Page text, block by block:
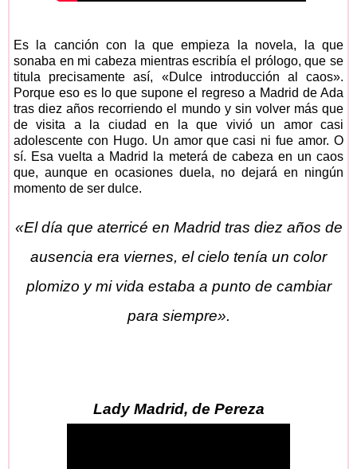
Es la canción con la que empieza la novela, la que
sonaba en mi cabeza mientras escribía el prólogo, que se
titula precisamente así, «Dulce introducción al caos».
Porque eso es lo que supone el regreso a Madrid de Ada
tras diez años recorriendo el mundo y sin volver más que
de visita a la ciudad en la que vivió un amor casi
adolescente con Hugo. Un amor que casi ni fue amor. O
sí. Esa vuelta a Madrid la meterá de cabeza en un caos
que, aunque en ocasiones duela, no dejará en ningún
momento de ser dulce.
«El día que aterricé en Madrid tras diez años de
ausencia era viernes, el cielo tenía un color
plomizo y mi vida estaba a punto de cambiar
para siempre».
Lady Madrid, de Pereza